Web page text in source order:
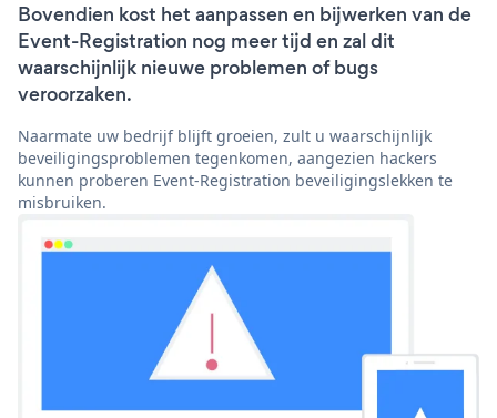
Bovendien kost het aanpassen en bijwerken van de
Event-Registration nog meer tijd en zal dit
waarschijnlijk nieuwe problemen of bugs
veroorzaken.
Naarmate uw bedrijf blijft groeien, zult u waarschijnlijk
beveiligingsproblemen tegenkomen, aangezien hackers
kunnen proberen Event-Registration beveiligingslekken te
misbruiken.